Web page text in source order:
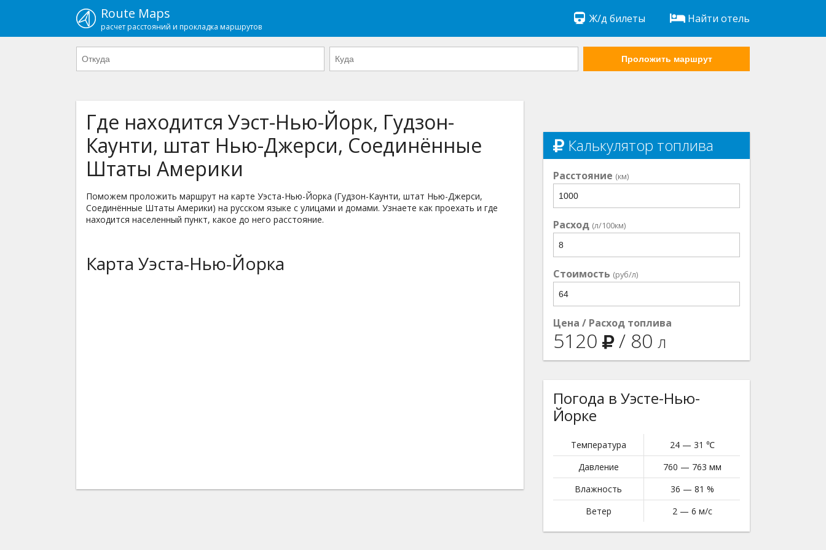
Route Maps
расчет расстояний и прокладка маршрутов
Ж/д билеты Найти отель
Проложить маршрут
Где находится Уэст-Нью-Йорк, Гудзон-
Каунти, штат Нью-Джерси, Соединённые
Штаты Америки
Поможем проложить маршрут на карте Уэста-Нью-Йорка (Гудзон-Каунти, штат Нью-Джерси,
Соединённые Штаты Америки) на русском языке с улицами и домами. Узнаете как проехать и где
находится населенный пункт, какое до него расстояние.
Карта Уэста-Нью-Йорка
Калькулятор топлива
Расстояние (км)
Расход (л/100км)
Стоимость (руб/л)
Цена / Расход топлива
5120 / 80 л
Погода в Уэсте-Нью-
Йорке
Температура
24 — 31 ℃
Давление
760 — 763 мм
Влажность
36 — 81 %
Ветер
2 — 6 м/с